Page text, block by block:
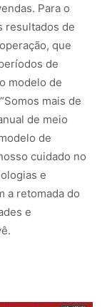
Para o
resultados de
que
de
modelo de
mais de
de meio
de
cuidado no
e
a retomada do
e